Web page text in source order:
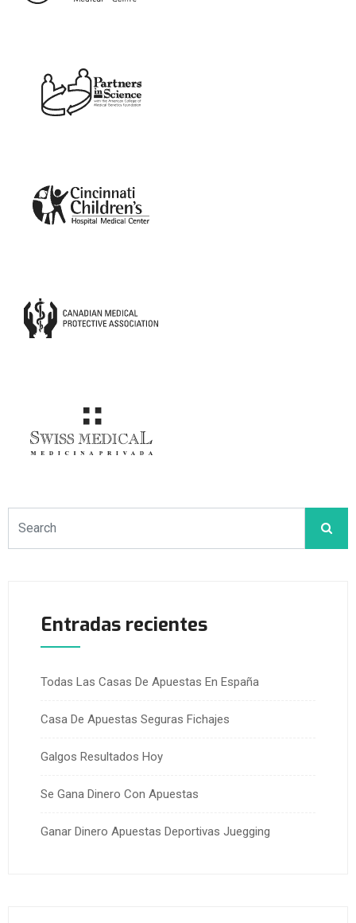
Entradas recientes
Todas Las Casas De Apuestas En España
Casa De Apuestas Seguras Fichajes
Galgos Resultados Hoy
Se Gana Dinero Con Apuestas
Ganar Dinero Apuestas Deportivas Juegging